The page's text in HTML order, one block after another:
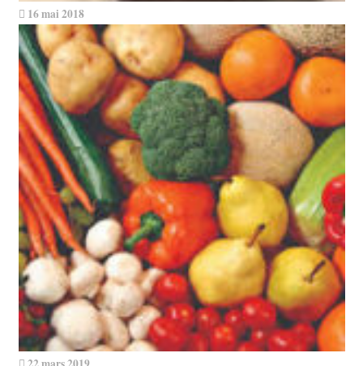
16 mai 2018